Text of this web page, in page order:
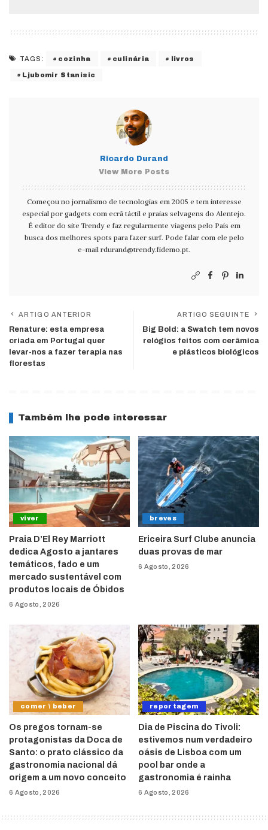
TAGS: cozinha culinária livros
Ljubomir Stanisic
Ricardo Durand
View More Posts
Começou no jornalismo de tecnologias em 2005 e tem interesse
especial por gadgets com ecrã táctil e praias selvagens do Alentejo.
É editor do site Trendy e faz regularmente viagens pelo País em
busca dos melhores spots para fazer surf. Pode falar com ele pelo
e-mail rdurand@trendy.fidemo.pt.
ARTIGO ANTERIOR
Renature: esta empresa
criada em Portugal quer
levar-nos a fazer terapia nas
florestas
ARTIGO SEGUINTE
Big Bold: a Swatch tem novos
relógios feitos com cerâmica
e plásticos biológicos
Também lhe pode interessar
viver
Praia D’El Rey Marriott
dedica Agosto a jantares
temáticos, fado e um
mercado sustentável com
produtos locais de Óbidos
6 Agosto, 2026
breves
Ericeira Surf Clube anuncia
duas provas de mar
6 Agosto, 2026
comer \ beber
Os pregos tornam-se
protagonistas da Doca de
Santo: o prato clássico da
gastronomia nacional dá
origem a um novo conceito
6 Agosto, 2026
reportagem
Dia de Piscina do Tivoli:
estivemos num verdadeiro
oásis de Lisboa com um
pool bar onde a
gastronomia é rainha
6 Agosto, 2026